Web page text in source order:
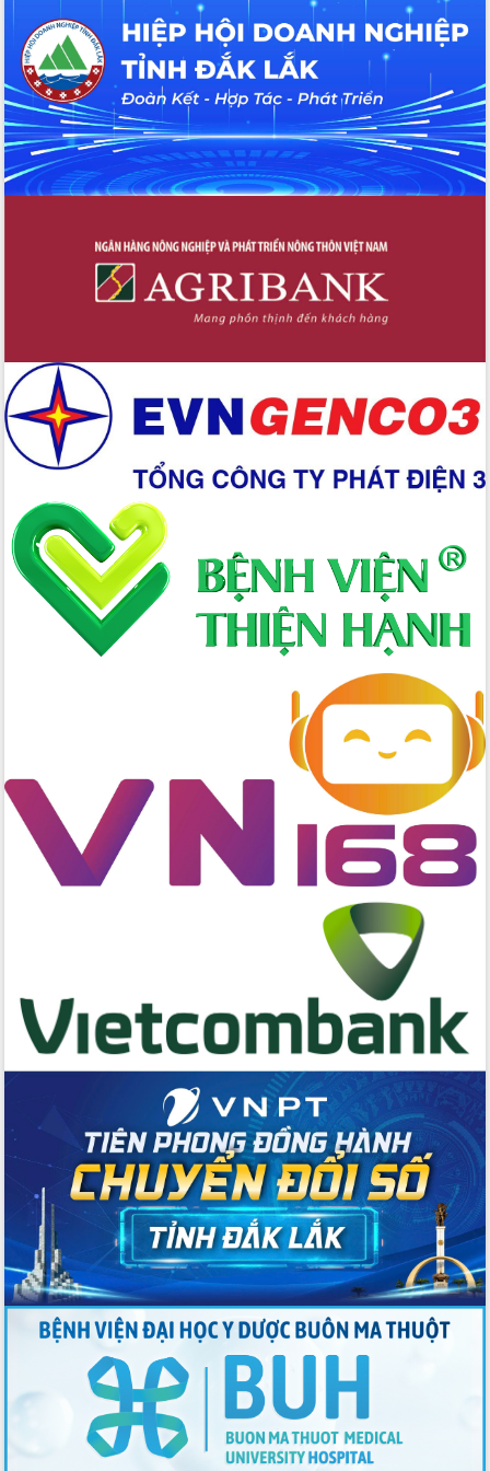
Đoàn thanh tra EC
Chủ tịch UBND tỉnh Tạ Anh Tuấn thăm,
chúc mừng các bệnh viện nhân Ngày
Thầy thuốc Việt Nam
Rộn ràng lễ hội truyền thống Sông
nước Đà Nông lần thứ I năm 2026
Kỳ họp Chuyên đề lần thứ Năm, HĐND
tỉnh Đắk Lắk thông qua các nghị quyết
Thống nhất danh sách giới thiệu ứng
cử đại biểu Quốc hội khoá XVI và đại
biểu HĐND tỉnh Đắk Lắk, nhiệm kỳ
Phát động hai phong trào thi đua quan
Hội nghị lần thứ tư Ban Chỉ đạo công
tác bầu cử tỉnh Đắk Lắk
Hội nghị Báo cáo viên Trung ương
tháng 01/2026
Phó Thủ tướng Hồ Quốc Dũng đánh giá
cao kết quả Chiến dịch Quang Trung
tại Đắk Lắk
Hội nghị Ban Chấp hành Đảng bộ tỉnh
Đắk Lắk lần thứ 2 (mở rộng)
Tập trung giải phóng mặt bằng, đẩy
nhanh tiến độ Tuyến đường bộ ven
2025
Tập trung triển khai quyết liệt, đồng bộ
các giải pháp nhằm thực hiện hiệu quả
các nhiệm vụ đề ra năm 2025
Phát huy vai trò của người có uy tín
Đắk Lắk định vị thương hiệu du lịch
“Biển – Rừng – Cà phê” trong không
gian phát triển mới
Hội nghị chia sẻ kinh nghiệm, chuyển
giao kỹ thuật y tế, định hướng phát
triển chuyên sâu đến 2030
Chuyển đổi số mở ra không gian phát
triển trong lĩnh vực văn hóa, du lịch
Công bố quyết định của Ban Thường
vụ Tỉnh ủy về công tác cán bộ.
Thủ tướng Phạm Minh Chính: Khẩn
trương tái thiết cuộc sống người dân
sau thiên tai
Tập trung nâng cao chất lượng, tổ
chức sản xuất sầu riêng theo hướng
Đẩy nhanh công tác khắc phục, ổn
định đời sống Nhân dân sau bão số 13
Bí thư Tỉnh ủy Lương Nguyễn Minh
Triết dự Ngày hội đại đoàn kết tại